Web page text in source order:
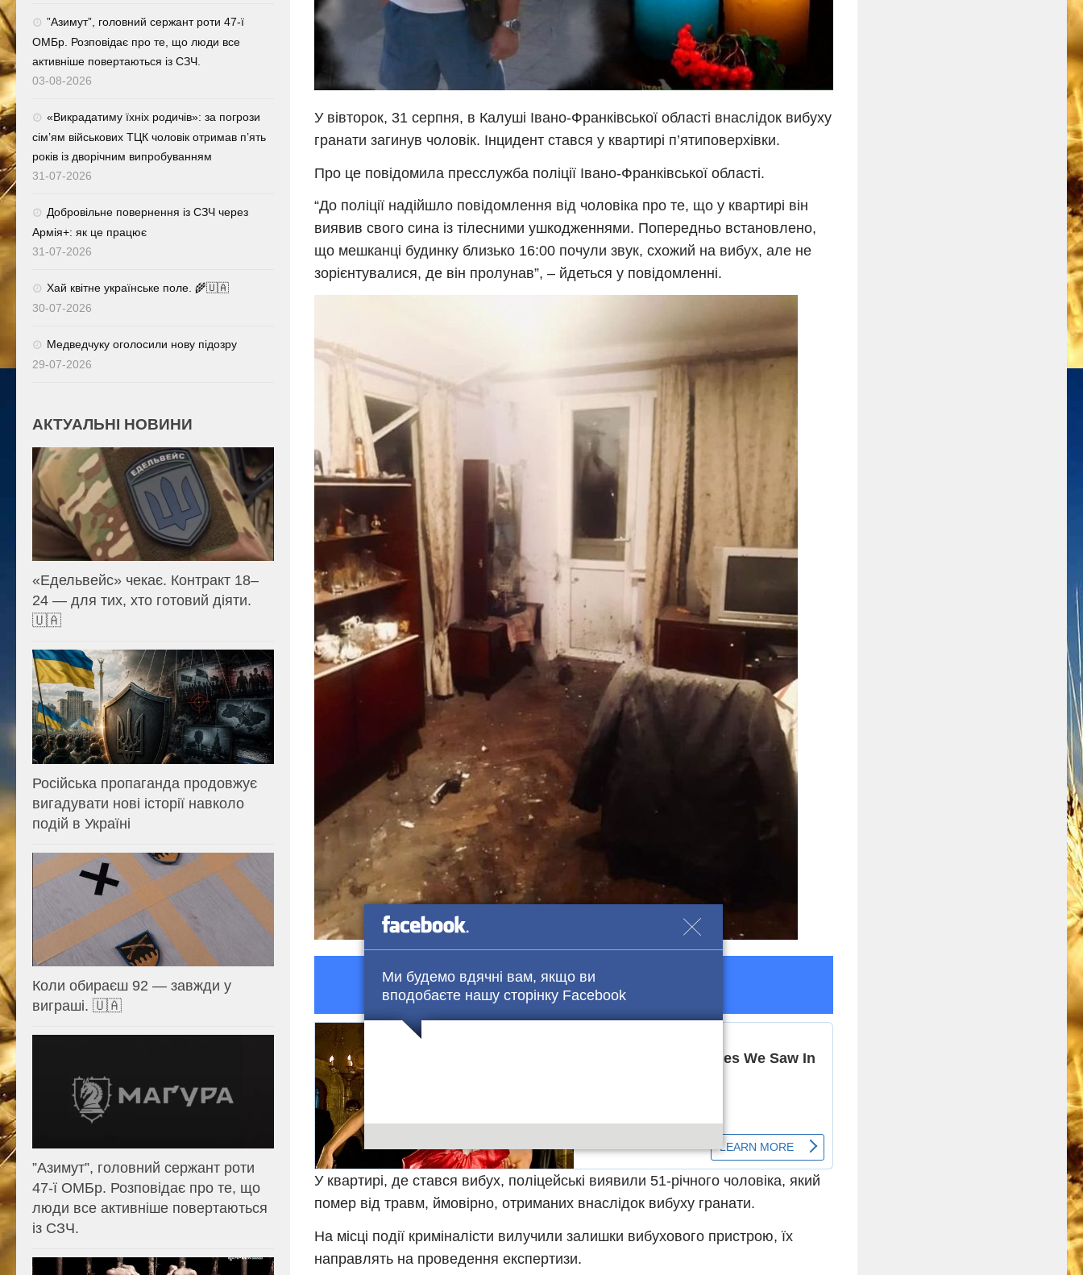
Ми будемо вдячні вам, якщо ви
вподобаєте нашу сторінку Facebook
У вівторок, 31 серпня, в Калуші Івано-Франківської області внаслідок вибуху
гранати загинув чоловік. Інцидент стався у квартирі п’ятиповерхівки.
Про це повідомила пресслужба поліції Івано-Франківської області.
“До поліції надійшло повідомлення від чоловіка про те, що у квартирі він
виявив свого сина із тілесними ушкодженнями. Попередньо встановлено,
що мешканці будинку близько 16:00 почули звук, схожий на вибух, але не
зорієнтувалися, де він пролунав”, – йдеться у повідомленні.
Підтримай нашу сторінку в Facebook.
У квартирі, де стався вибух, поліцейські виявили 51-річного чоловіка, який
помер від травм, ймовірно, отриманих внаслідок вибуху гранати.
На місці події криміналісти вилучили залишки вибухового пристрою, їх
направлять на проведення експертизи.
⁨”Азимут”, головний сержант роти 47-ї
ОМБр. Розповідає про те, що люди все
активніше повертаються із СЗЧ.
03-08-2026
«Викрадатиму їхніх родичів»: за погрози
сім’ям військових ТЦК чоловік отримав п’ять
років із дворічним випробуванням
31-07-2026
Добровільне повернення із СЗЧ через
Армія+: як це працює
31-07-2026
Хай квітне українське поле. 🌾🇺🇦
30-07-2026
Медведчуку оголосили нову підозру
29-07-2026
АКТУАЛЬНІ НОВИНИ
«Едельвейс» чекає. Контракт 18–
24 — для тих, хто готовий діяти.
🇺🇦
Російська пропаганда продовжує
вигадувати нові історії навколо
подій в Україні
Коли обираєш 92 — завжди у
виграші. 🇺🇦
⁨”Азимут”, головний сержант роти
47-ї ОМБр. Розповідає про те, що
люди все активніше повертаються
із СЗЧ.